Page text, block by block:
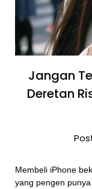
Jangan
Deretan
Membeli iPhone
yang pengen